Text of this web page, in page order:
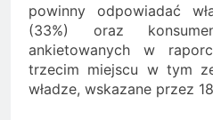
powinny odpowiadać
(33%) oraz
ankietowanych w
trzecim miejscu w tym
władze, wskazane przez